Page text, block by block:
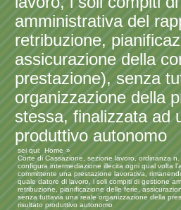
amministrativa del
retribuzione,
assicurazione della
prestazione), senza
organizzazione della
stessa, finalizzata ad
produttivo autonomo
sei qui:
Home
Corte di Cassazione, sezione lavoro, ordinanza
configura intermediazione illecita ogni qual volta
committente una prestazione lavorativa,
quale datore di lavoro, i soli compiti di gestione
retribuzione, pianificazione delle ferie,
senza tuttavia una reale organizzazione della
risultato produttivo autonomo